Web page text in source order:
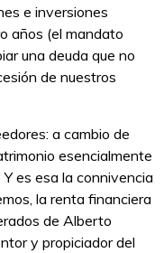
e inversiones
años (el mandato
una deuda que no
de nuestros
a cambio de
esencialmente
es esa la connivencia
la renta financiera
de Alberto
y propiciador del